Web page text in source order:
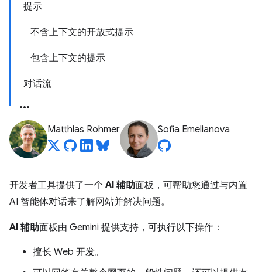
提示
不含上下文的开放式提示
包含上下文的提示
对话流
Matthias Rohmer Sofia Emelianova
开发者工具提供了一个AI 辅助面板，可帮助您通过与内置
AI 智能体对话来了解网站并解决问题。
AI 辅助面板由 Gemini 提供支持，可执行以下操作：
擅长 Web 开发。